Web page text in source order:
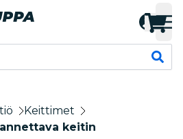
Keittimet
keitin